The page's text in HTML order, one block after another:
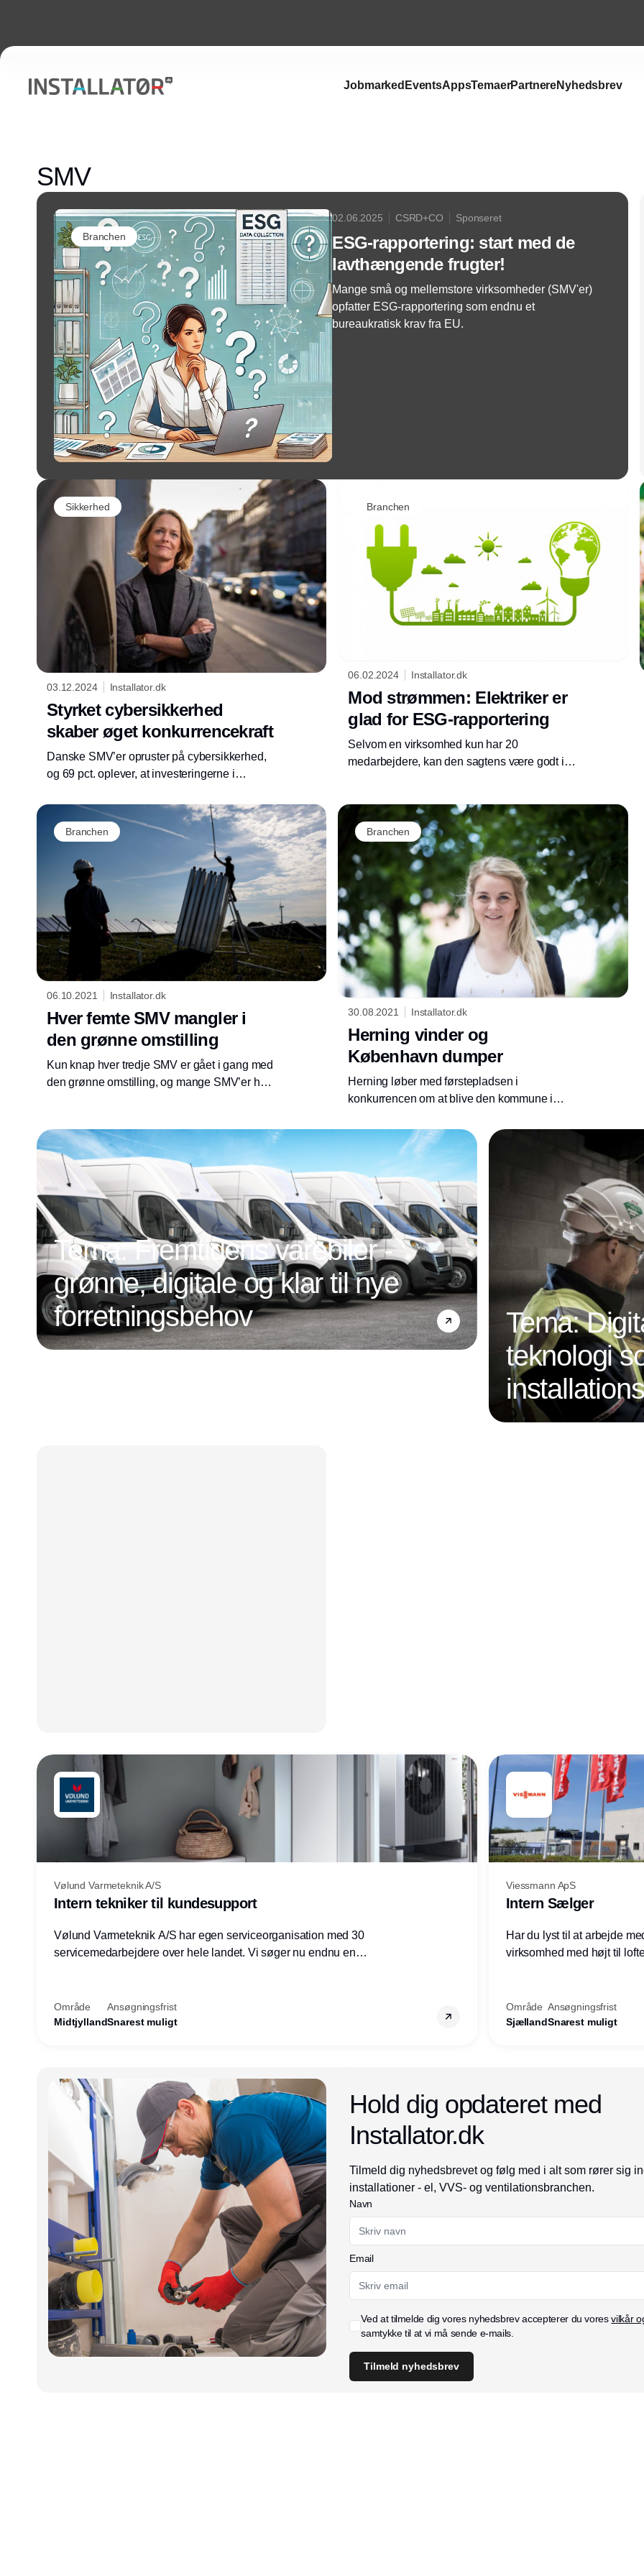
Jobmarked EventsAppsTemaerPartnereNyhedsbrev
SMV
Branchen
02.06.2025 CSRD+CO Sponseret
ESG-rapportering: start med de
lavthængende frugter!
Mange små og mellemstore virksomheder (SMV'er)
opfatter ESG-rapportering som endnu et
bureaukratisk krav fra EU.
Sikkerhed
03.12.2024 Installator.dk
Styrket cybersikkerhed
skaber øget konkurrencekraft
Danske SMV’er opruster på cybersikkerhed,
og 69 pct. oplever, at investeringerne i
konkurrenceevne. Det viser Industriens Fonds
Cyberbarometer 2024, der udkommer i dag.
Branchen
06.02.2024 Installator.dk
Mod strømmen: Elektriker er
glad for ESG-rapportering
Selvom en virksomhed kun har 20
medarbejdere, kan den sagtens være godt i
Annonce
Branchen
06.10.2021 Installator.dk
Hver femte SMV mangler i
den grønne omstilling
Kun knap hver tredje SMV er gået i gang med
den grønne omstilling, og mange SMV’er har
kroner skal brede den grønne omstilling
længere ud.
Branchen
30.08.2021 Installator.dk
Herning vinder og
København dumper
Herning løber med førstepladsen i
konkurrencen om at blive den kommune i
små og mellemstore virksomheder. Kåringen
er resultatet af SMVdanmarks barometer, der
vurderer kommunerne ud fra 26 målepunkter.
Tema: Fremtidens varebiler -
grønne, digitale og klar til nye
forretningsbehov
Tema:
teknologi
Vølund Varmeteknik A/S
Intern tekniker til kundesupport
Vølund Varmeteknik A/S har egen serviceorganisation med 30
servicemedarbejdere over hele landet. Vi søger nu endnu en
Område
Midtjylland
Ansøgningsfrist
Snarest muligt
Viessmann ApS
Intern Sælger
Har du lyst til at arbejde
virksomhed med højt til
Område
Sjælland
Ansøgningsfrist
Snarest muligt
Hold dig opdateret med
Installator.dk
Tilmeld dig nyhedsbrevet og følg med i alt som rører sig
installationer - el, VVS- og ventilationsbranchen.
Navn
Email
Ved at tilmelde dig vores nyhedsbrev accepterer du voresvilkår
samtykke til at vi må sende e-mails.
Tilmeld nyhedsbrev